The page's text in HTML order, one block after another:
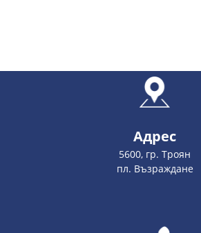
Адрес
5600, гр. Троян
пл. Възраждане